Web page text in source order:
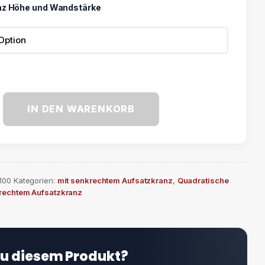
Höhe und Wandstärke
IN DEN WARENKORB
Kategorien: mit senkrechtem Aufsatzkranz, Quadratische
Aufsatzkranz
diesem Produkt?